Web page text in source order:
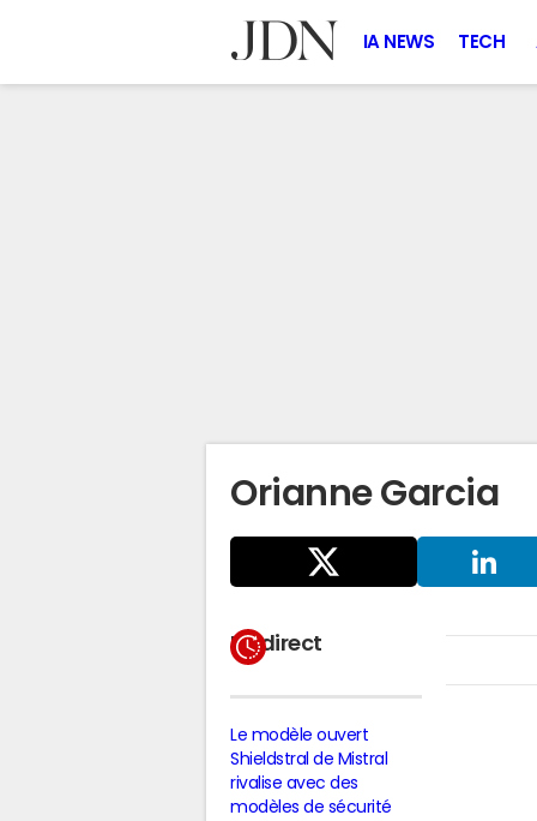
IA NEWS TECH
Orianne Garcia
En direct
Le modèle ouvert
Shieldstral de Mistral
rivalise avec des
modèles de sécurité